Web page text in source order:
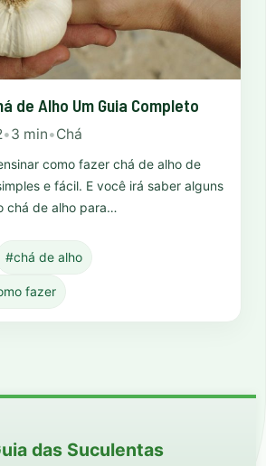
de Alho Um Guia Completo
•3 min•Chá
como fazer chá de alho de
e fácil. E você irá saber alguns
chá de alho para…
#chá de alho
fazer
das Suculentas